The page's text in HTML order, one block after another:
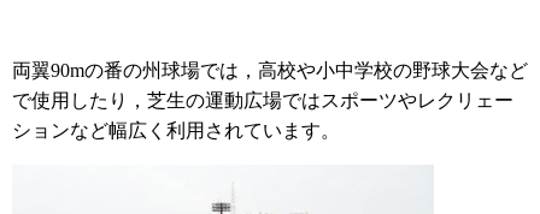
両翼90mの番の州球場では，高校や小中学校の野球大会など
で使用したり，芝生の運動広場ではスポーツやレクリェー
ションなど幅広く利用されています。